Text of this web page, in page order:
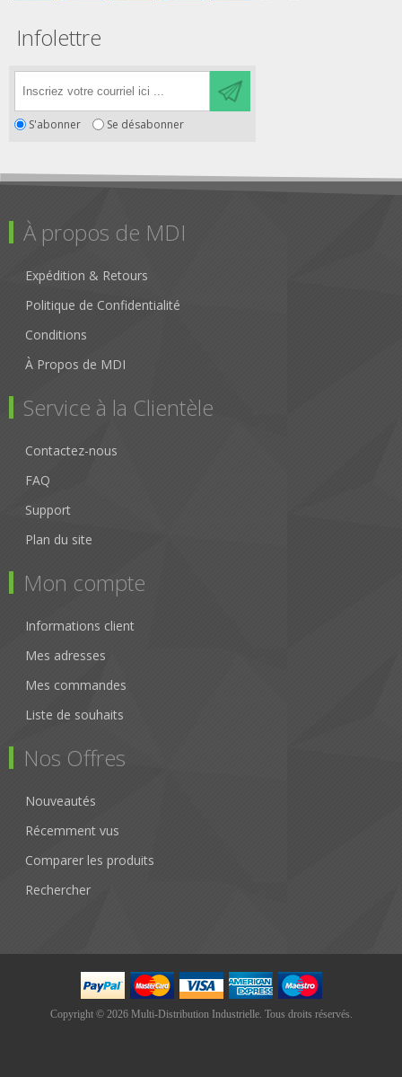
Infolettre
S'abonner Se désabonner
À propos de MDI
Expédition & Retours
Politique de Confidentialité
Conditions
À Propos de MDI
Service à la Clientèle
Contactez-nous
FAQ
Support
Plan du site
Mon compte
Informations client
Mes adresses
Mes commandes
Liste de souhaits
Nos Offres
Nouveautés
Récemment vus
Comparer les produits
Rechercher
Copyright © 2026 Multi-Distribution Industrielle. Tous droits réservés.